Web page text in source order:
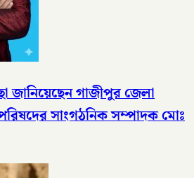
জানিয়েছেন গাজীপুর জেলা
সাংগঠনিক সম্পাদক মোঃ